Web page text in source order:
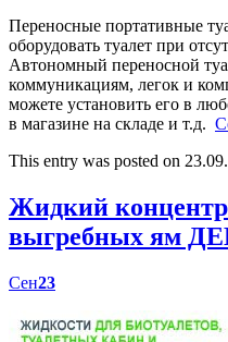
Переносные портативные
оборудовать туалет при
Автономный переносной
коммуникациям, легок и
можете установить его в
в магазине на складе и т.д.
This entry was posted on
Жидкий
выгребных ям
Сен23